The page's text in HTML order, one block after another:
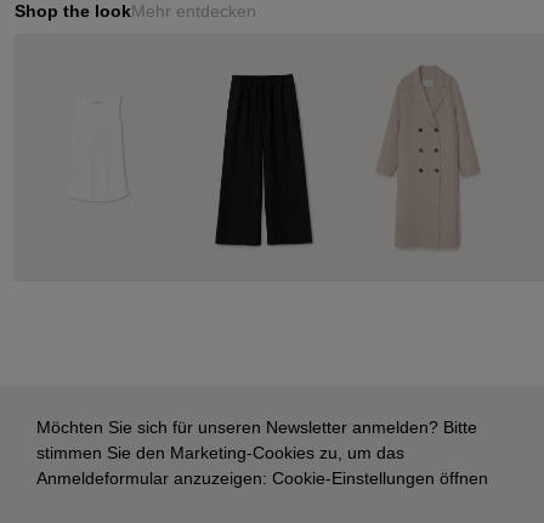
Shop the lookMehr entdecken
Möchten Sie sich für unseren Newsletter anmelden? Bitte
stimmen Sie den Marketing-Cookies zu, um das
Anmeldeformular anzuzeigen: Cookie-Einstellungen öffnen